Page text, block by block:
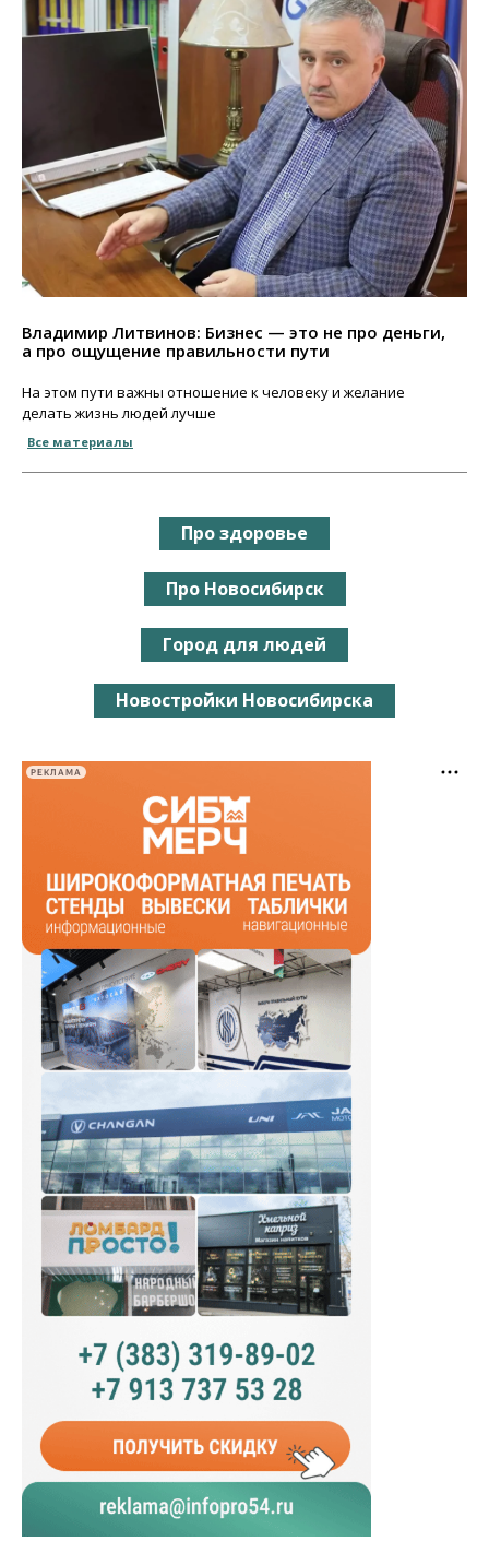
Владимир Литвинов: Бизнес — это не про деньги,
а про ощущение правильности пути
На этом пути важны отношение к человеку и желание
делать жизнь людей лучше
Все материалы
Про здоровье
Про Новосибирск
Город для людей
Новостройки Новосибирска
РЕКЛАМА